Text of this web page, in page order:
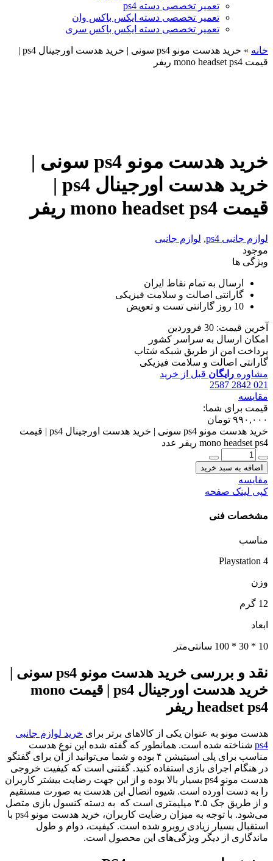
تعمیر تخصصی دسته ps4
تعمیر تخصصی دسته ایکس باکس وان
تعمیر تخصصی دسته ایکس باکس سری
خانه »
خرید هدست مونو ps4 سونی | خرید هدست اورجینال ps4 |
قیمت mono headset ps4 ریفر
خرید هدست مونو ps4 سونی |
خرید هدست اورجینال ps4 |
قیمت mono headset ps4 ریفر
لوازم جانبی ps4 , لوازم جانبی
موجود
ویژگی ها
ارسال به تمام نقاط ایران
گارانتی اصالت و سلامت فیزیکی
10 روز گارانتی تست و تعویض
آخرین قیمت: 30 فروردین
امکان ارسال به سراسر کشور
پرداخت امن از طریق شبکه شتاب
گارانتی اصالت و سلامت فیزیکی
مشاوره رایگان قبل از خرید
021 2842 2587
مقایسه
قیمت برای شما:
۹۹۰,۰۰۰ تومان
خرید هدست مونو ps4 سونی | خرید هدست اورجینال ps4 | قیمت
mono headset ps4 ریفر عدد
اضافه به سبد خرید
مقایسه
کپی لینک صفحه
مشخصات فنی
مناسب
Playstation 4
وزن
12 گرم
ابعاد
10 * 30 * 100 سانتی‌متر
نقد و بررسی خرید هدست مونو ps4 سونی |
خرید هدست اورجینال ps4 | قیمت mono
headset ps4 ریفر
هدست مونو به عنوان یکی از کالاهای برتر برای خرید لوازم جانبی
ps4 شناخته شده است. همانطور که گفته شده این نوع هدست
مناسب برای پلی اسیتیشن ۴ بوده و شما می‌توانید از آن برای گفتگو
در هنگام اجرای بازی استفاده کنید. گفتنی است که کیفیت خروجی
هدست مونو ps4 بسیار بالا بوده و از این جهت رضایت بیشتر کاربران
را به دست آورده است. شیوه اتصال این هدست به صورت مستقیم
و از طریق جک ۳.۵ میلیمتری است که به دسته کنسول بازی متصل
می‌شود. با توجه به میزان رضایت کاربران، خرید هدست مونو ps4 با
استقبال بسیار زیادی روبرو شده است. کیفیت، دوام و طول
ماندگاری از دیگر ویژگی‌های این محصول است.